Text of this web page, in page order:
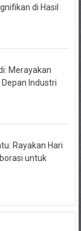
di Hasil
Merayakan
Industri
Rayakan Hari
untuk